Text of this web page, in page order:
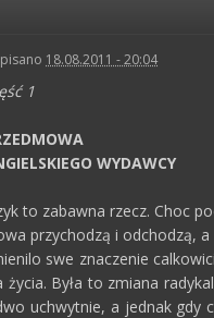
18.08.2011 - 20:04
1
WYDAWCY
to zabawna rzecz. Choc
przychodzą i odchodzą,
swe znaczenie
życia. Była to zmiana
uchwytnie, a jednak gdy